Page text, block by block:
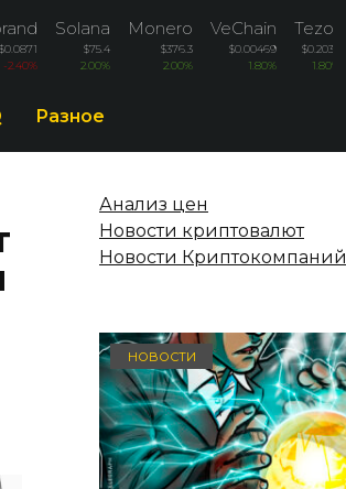
$0.0871
-2.40%
Solana
$75.4
2.00%
Monero
$376.3
2.00%
VeChain
$0.00469
1.80%
Tezos
$0.2034
1.80%
Разное
Анализ цен
Новости криптовалют
Новости Криптокомпаний
НОВОСТИ